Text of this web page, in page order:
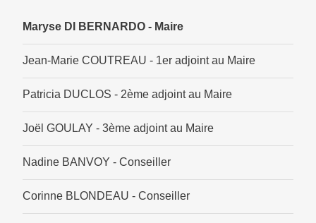
Maryse DI BERNARDO - Maire
Jean-Marie COUTREAU - 1er adjoint au Maire
Patricia DUCLOS - 2ème adjoint au Maire
Joël GOULAY - 3ème adjoint au Maire
Nadine BANVOY - Conseiller
Corinne BLONDEAU - Conseiller